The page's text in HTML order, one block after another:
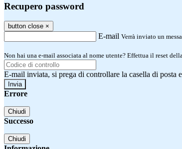
Recupero password
button close ×
E-mail Verrà inviato un
Non hai una e-mail associata al nome utente? Effettua il reset
E-mail inviata, si prega di controllare la casella di posta
Errore
Chiudi
Successo
Chiudi